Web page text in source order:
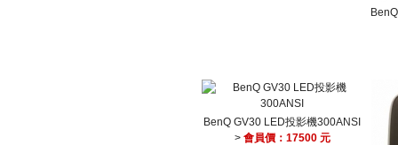
BenQ GV30 LED投影機300ANSI
> 會員價：17500 元